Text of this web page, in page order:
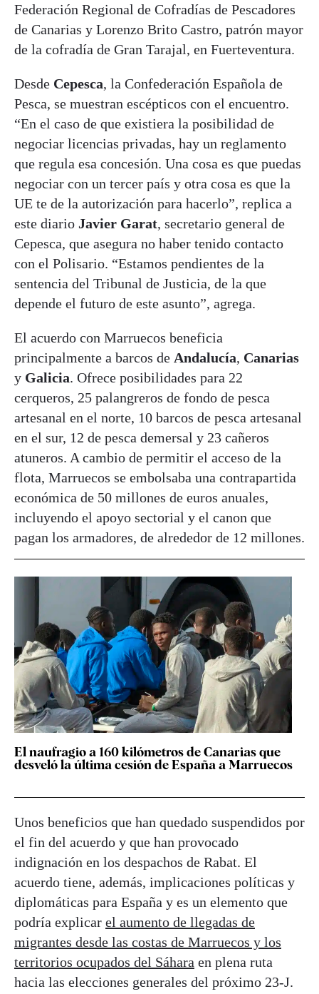
Federación Regional de Cofradías de Pescadores
de Canarias y Lorenzo Brito Castro, patrón mayor
de la cofradía de Gran Tarajal, en Fuerteventura.
Desde Cepesca, la Confederación Española de
Pesca, se muestran escépticos con el encuentro.
“En el caso de que existiera la posibilidad de
negociar licencias privadas, hay un reglamento
que regula esa concesión. Una cosa es que puedas
negociar con un tercer país y otra cosa es que la
UE te de la autorización para hacerlo”, replica a
este diario Javier Garat, secretario general de
Cepesca, que asegura no haber tenido contacto
con el Polisario. “Estamos pendientes de la
sentencia del Tribunal de Justicia, de la que
depende el futuro de este asunto”, agrega.
El acuerdo con Marruecos beneficia
principalmente a barcos de Andalucía, Canarias
y Galicia. Ofrece posibilidades para 22
cerqueros, 25 palangreros de fondo de pesca
artesanal en el norte, 10 barcos de pesca artesanal
en el sur, 12 de pesca demersal y 23 cañeros
atuneros. A cambio de permitir el acceso de la
flota, Marruecos se embolsaba una contrapartida
económica de 50 millones de euros anuales,
incluyendo el apoyo sectorial y el canon que
pagan los armadores, de alrededor de 12 millones.
El naufragio a 160 kilómetros de Canarias que
desveló la última cesión de España a Marruecos
Unos beneficios que han quedado suspendidos por
el fin del acuerdo y que han provocado
indignación en los despachos de Rabat. El
acuerdo tiene, además, implicaciones políticas y
diplomáticas para España y es un elemento que
podría explicar el aumento de llegadas de
migrantes desde las costas de Marruecos y los
territorios ocupados del Sáhara en plena ruta
hacia las elecciones generales del próximo 23-J.